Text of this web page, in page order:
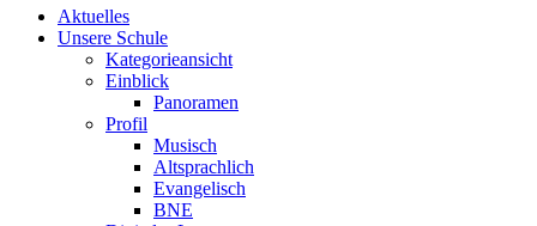
Aktuelles
Unsere Schule
Kategorieansicht
Einblick
Panoramen
Profil
Musisch
Altsprachlich
Evangelisch
BNE